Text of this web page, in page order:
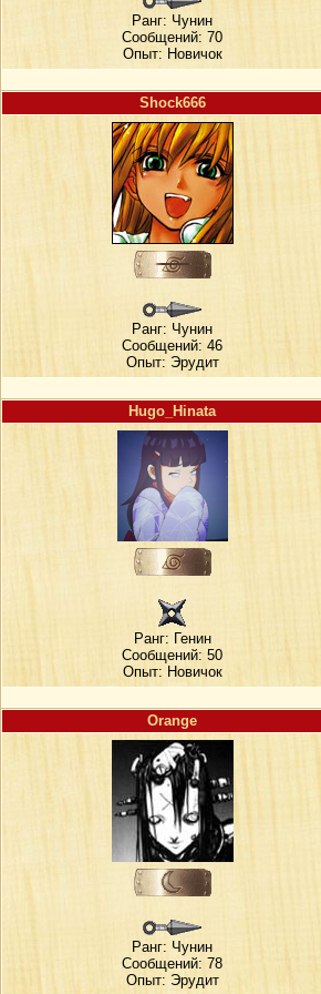
Ранг: Чунин
Сообщений: 70
Опыт: Новичок
Shock666
Ранг: Чунин
Сообщений: 46
Опыт: Эрудит
Hugo_Hinata
Ранг: Генин
Сообщений: 50
Опыт: Новичок
Orange
Ранг: Чунин
Сообщений: 78
Опыт: Эрудит